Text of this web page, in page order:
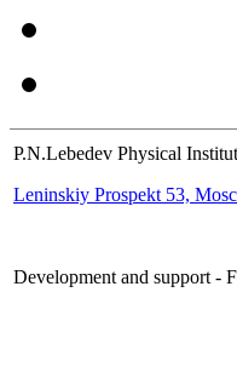
P.N.Lebedev Physical
Leninskiy Prospekt 53,
Development and support -